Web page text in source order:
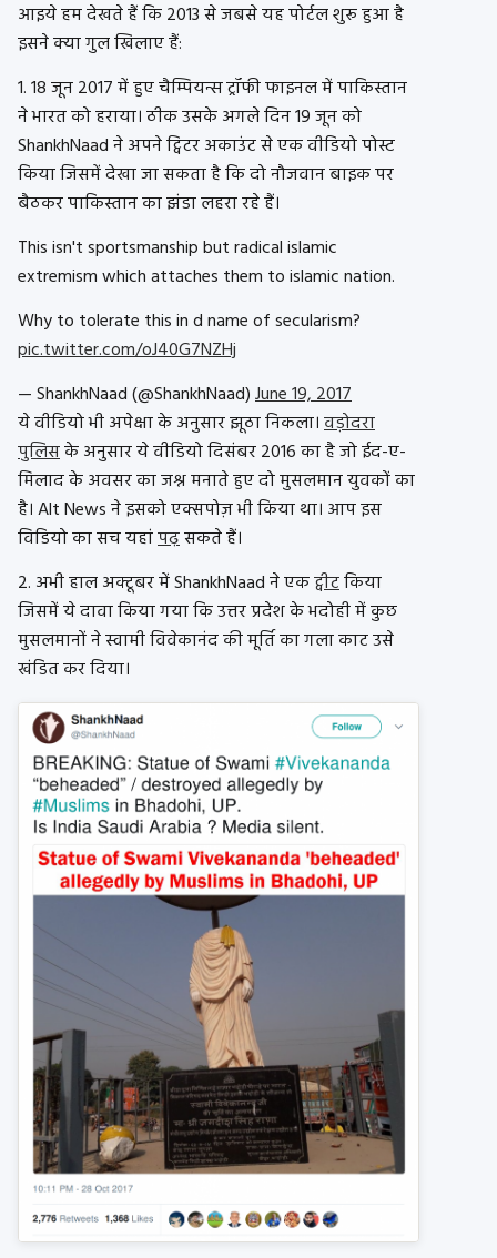
आइये हम देखते हैं कि 2013 से जबसे यह पोर्टल शुरू हुआ है
इसने क्या गुल खिलाए हैं:
1. 18 जून 2017 में हुए चैम्पियन्स ट्रॉफी फाइनल में पाकिस्तान
ने भारत को हराया। ठीक उसके अगले दिन 19 जून को
ShankhNaad ने अपने ट्विटर अकाउंट से एक वीडियो पोस्ट
किया जिसमें देखा जा सकता है कि दो नौजवान बाइक पर
बैठकर पाकिस्तान का झंडा लहरा रहे हैं।
This isn't sportsmanship but radical islamic
extremism which attaches them to islamic nation.
Why to tolerate this in d name of secularism?
pic.twitter.com/oJ40G7NZHj
— ShankhNaad (@ShankhNaad)June 19, 2017
ये वीडियो भी अपेक्षा के अनुसार झूठा निकला।वड़ोदरा
पुलिसके अनुसार ये वीडियो दिसंबर 2016 का है जो ईद-ए-
मिलाद के अवसर का जश्न मनाते हुए दो मुसलमान युवकों का
है। Alt News ने इसको एक्सपोज़ भी किया था। आप इस
विडियो का सच यहांपढ़सकते हैं।
2. अभी हाल अक्टूबर में ShankhNaad ने एकट्वीटकिया
जिसमें ये दावा किया गया कि उत्तर प्रदेश के भदोही में कुछ
मुसलमानों ने स्वामी विवेकानंद की मूर्ति का गला काट उसे
खंडित कर दिया।